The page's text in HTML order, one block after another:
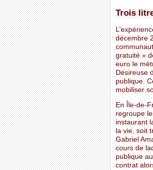
Trois
décembre
gratuité »
euro le
Désireuse
publique.
mobiliser
En Île-de-
regroupe
instaurant
la vie, soit
Gabriel
cours de
publique
contrat